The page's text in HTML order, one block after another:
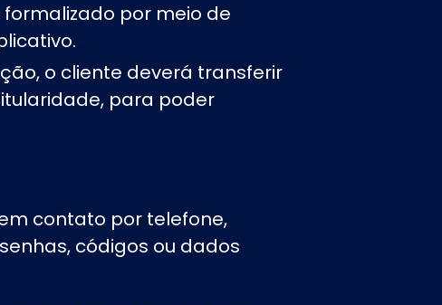
por meio de
o cliente deverá transferir
para poder
contato por telefone,
códigos ou dados